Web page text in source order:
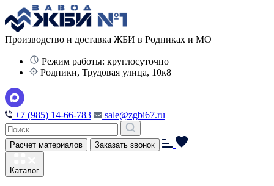
Производство и доставка ЖБИ в Родниках и МО
Режим работы: круглосуточно
Родники, Трудовая улица, 10к8
+7 (985) 14-66-783 sale@zgbi67.ru
Расчет материалов Заказать звонок
Каталог